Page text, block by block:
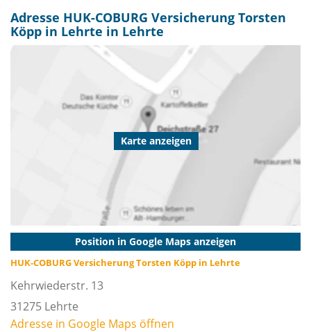
Adresse HUK-COBURG Versicherung Torsten
Köpp in Lehrte in Lehrte
Karte anzeigen
Position in Google Maps anzeigen
HUK-COBURG Versicherung Torsten Köpp in Lehrte
Kehrwiederstr. 13
31275 Lehrte
Adresse in Google Maps öffnen